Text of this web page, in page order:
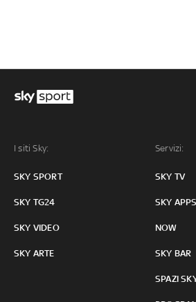
I siti Sky:
SKY SPORT
SKY TG24
SKY VIDEO
SKY ARTE
Servizi:
SKY TV
SKY APPS
NOW
SKY BAR
SPAZI